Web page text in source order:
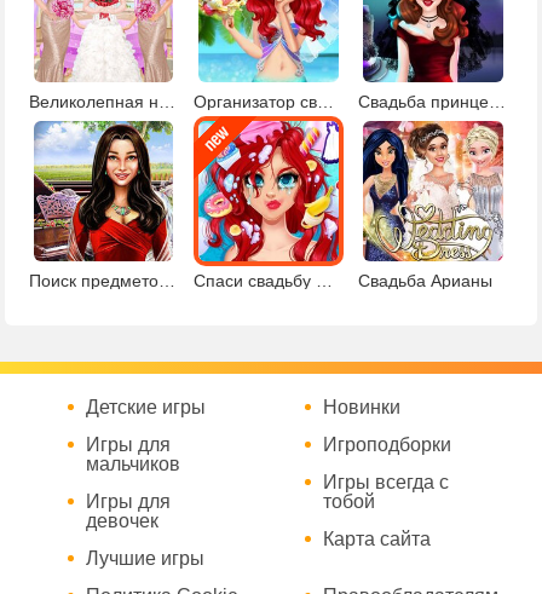
Великолепная невеста Организатор свадьбы русалочки Ариэль Свадьба принцессы-вампира
Поиск предметов: подготовка к свадьбе Спаси свадьбу Ариэль Свадьба Арианы
Детские игры
Игры для
мальчиков
Игры для
девочек
Лучшие игры
Новинки
Игроподборки
Игры всегда с
тобой
Карта сайта